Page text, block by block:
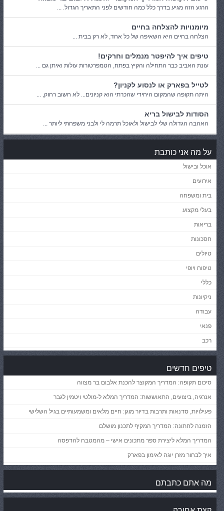
הרגע הזה מגיע בדרך כלל כמה חודשים לפני התאריך הגדול. ...
מיומנויות להצלחה בחיים
הצלחה בחיים היא השאיפה של כל אחד, לא רק בבית ...
טיפים איך להיפטר מנמלים וחרקים!
עונת האביב כבר התחילה והקיץ בפתח, הטמפרטורות עולות ואיתן גם ...
לטייל בפארק או לנסוע לקניון?
היתה תקופה שהמקום היחידי שהכרתי הוא קניונים... לא חשוב רחוק, ...
הסודות לבישול בריא
האהבה הגדולה שלי לבישול ולאוכל תרמה לי ולבני משפחתי ליותר ...
על מה אני כותבת
אוכל ובישול
אירועים
בית ומשפחה
בעלי מקצוע
בריאות
חסכונות
טיולים
טיפוח ויופי
כללי
ניקיונות
עבודה
פנאי
רכב
טיפים חדשים
סיכום תקופה: המדריך המקוצר להכנת אלבום בר מצווה
אנרגיה, ביצועים, התאוששות: המדריך המלא ל-מולטי ויטמין לגבר
פעילויות, סדנאות ותרבות בדיור מוגן: חיים מלאים ומשמעותיים בגיל השלישי
הזמנה לחתונה: המדריך המקיף לתכנון מושלם
המדריך המלא ליצירת ספר מתכונים אישי – מהמטבח להדפסה
איך לבחור מזרן יוגה לאימון בפארק
מה אתם כתבתם